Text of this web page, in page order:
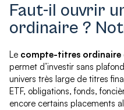
Faut-il ouvrir
ordinaire ?
Le compte-titres ordinaire
permet d’investir sans
univers très large de titres
ETF, obligations, fonds,
encore certains placements